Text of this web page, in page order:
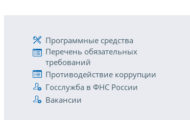
Программные средства
Перечень обязательных
требований
Противодействие коррупции
Госслужба в ФНС России
Вакансии